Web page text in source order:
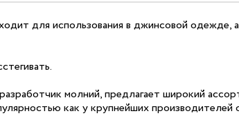
для использования в джинсовой одежде,
молний, предлагает широкий
как у крупнейших